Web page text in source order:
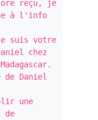
reçu, je
à l'info
suis votre
chez
Daniel
une
de